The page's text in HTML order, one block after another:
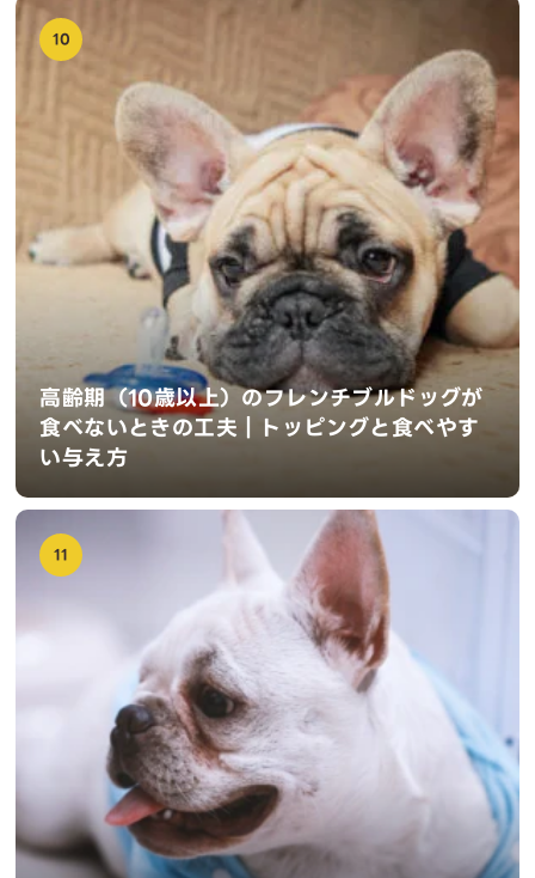
10
高齢期（10歳以上）のフレンチブルドッグが
食べないときの工夫｜トッピングと食べやす
い与え方
11